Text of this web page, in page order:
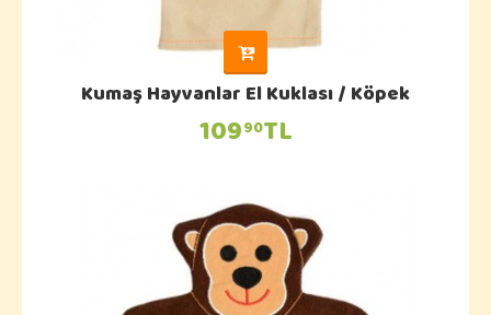
Kumaş Hayvanlar El Kuklası / Köpek
10990TL